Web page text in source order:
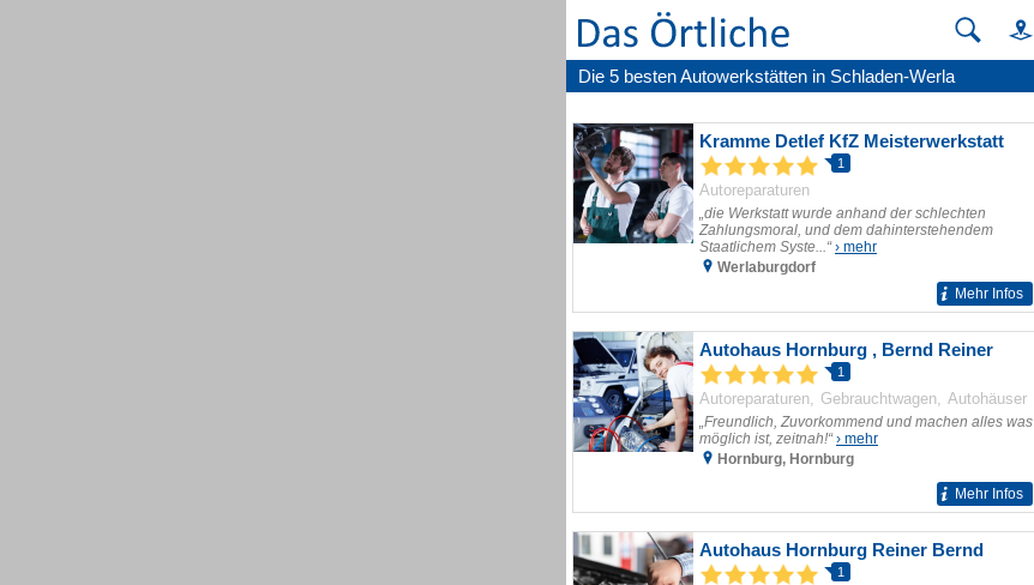
Die 5 besten Autowerkstätten in Schladen-Werla
Kramme Detlef KfZ Meisterwerkstatt
1
Autoreparaturen
„die Werkstatt wurde anhand der schlechten
Zahlungsmoral, und dem dahinterstehendem
Staatlichem Syste...“› mehr
Werlaburgdorf
Mehr Infos
Autohaus Hornburg , Bernd Reiner
1
Autoreparaturen Gebrauchtwagen Autohäuser
„Freundlich, Zuvorkommend und machen alles was
möglich ist, zeitnah!“› mehr
Hornburg, Hornburg
Mehr Infos
Autohaus Hornburg Reiner Bernd
1